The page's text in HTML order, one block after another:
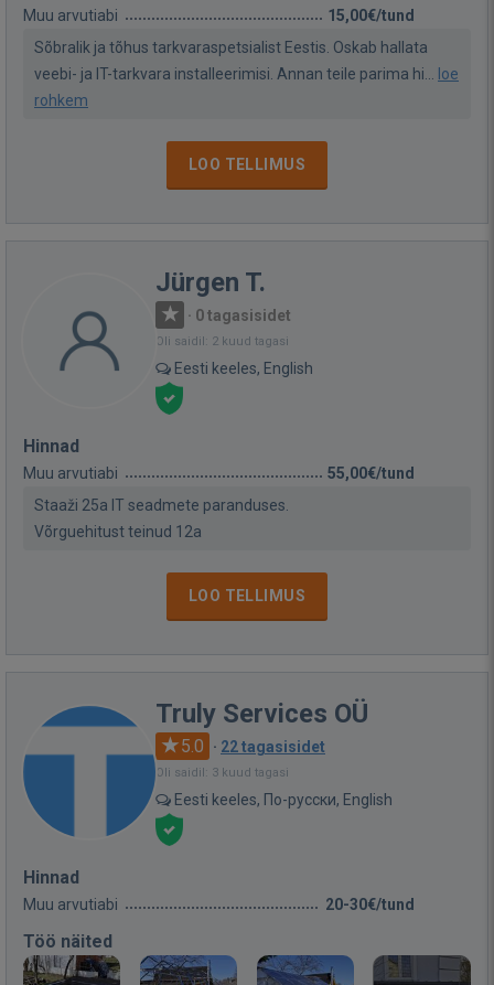
Muu arvutiabi
15,00€/tund
Sõbralik ja tõhus tarkvaraspetsialist Eestis. Oskab hallata
veebi- ja IT-tarkvara installeerimisi. Annan teile parima hi...
loe
rohkem
LOO TELLIMUS
Jürgen T.
· 0 tagasisidet
Oli saidil: 2 kuud tagasi
Eesti keeles, English
Hinnad
Muu arvutiabi
55,00€/tund
Staaži 25a IT seadmete paranduses.
Võrguehitust teinud 12a
LOO TELLIMUS
Truly Services OÜ
5.0 · 22 tagasisidet
Oli saidil: 3 kuud tagasi
Eesti keeles, По-русски, English
Hinnad
Muu arvutiabi 20-30€/tund
Töö näited